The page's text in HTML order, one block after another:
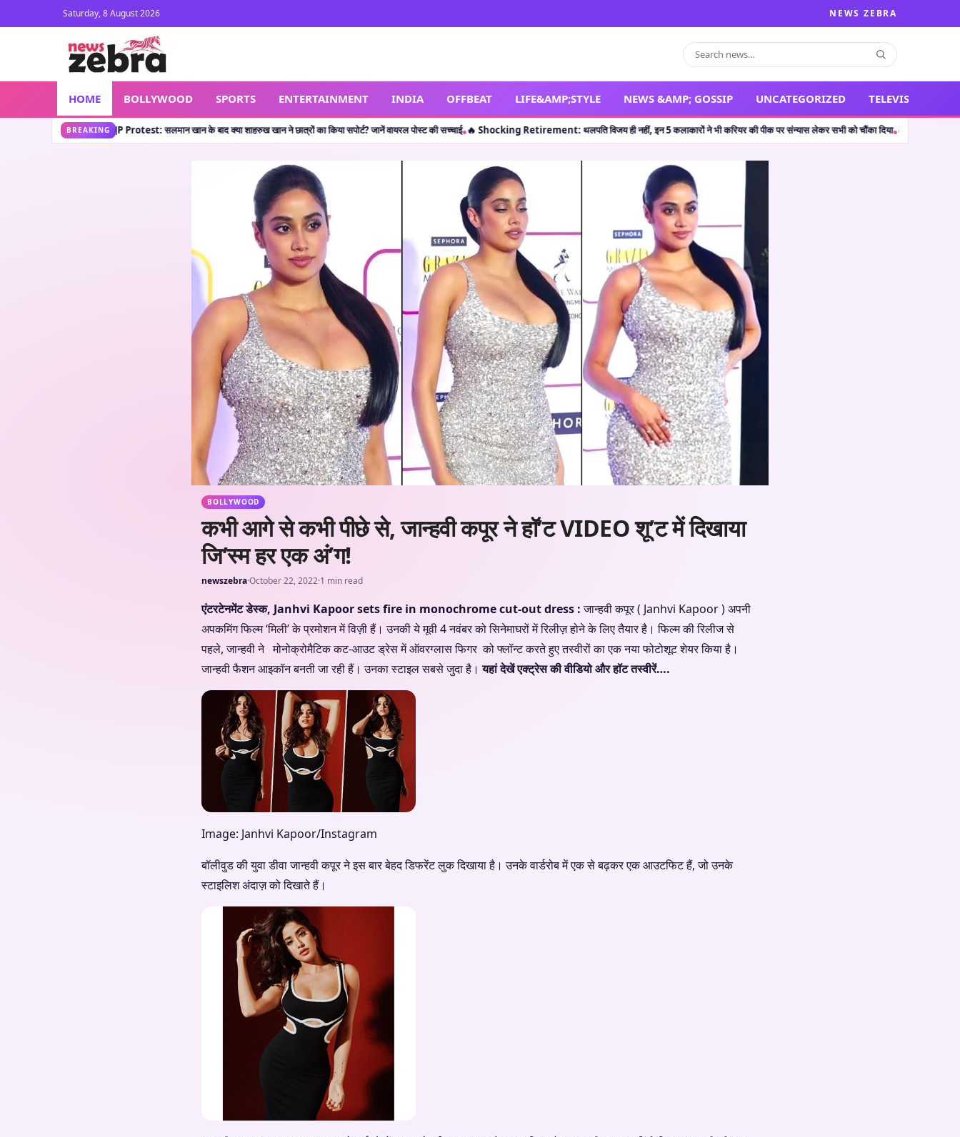
Saturday, 8 August 2026 NEWS ZEBRA
HOME BOLLYWOOD SPORTS ENTERTAINMENT INDIA OFFBEAT LIFE&AMP;STYLE NEWS &AMP; GOSSIP UNCATEGORIZED TELEVISION
BREAKING
Protest: सलमान खान के बाद क्या शाहरुख खान ने छात्रों का किया सपोर्ट? जानें वायरल पोस्ट की सच्चाई•🔥 Shocking Retirement: थलपति विजय ही नहीं, इन 5 कलाकारों ने भी करियर की पीक पर संन्यास लेकर सभी को चौंका दिया•🔥 The Odyssey: क्रिस्टोफर नोलन की ‘द ओडिसी’
BOLLYWOOD
कभी आगे से कभी पीछे से, जान्हवी कपूर ने हॉ’ट VIDEO शू’ट में दिखाया
जि’स्म हर एक अं’ग!
newszebra·October 22, 2022·1 min read
एंटरटेनमेंट डेस्क, Janhvi Kapoor sets fire in monochrome cut-out dress :जान्हवी कपूर ( Janhvi Kapoor ) अपनी
अपकमिंग फिल्म ‘मिली’ के प्रमोशन में विज़ी हैं। उनकी ये मूवी 4 नवंबर को सिनेमाघरों में रिलीज़ होने के लिए तैयार है। फिल्म की रिलीज से
पहले, जान्हवी ने मोनोक्रोमैटिक कट-आउट ड्रेस में ऑवरग्लास फिगर को फ्लॉन्ट करते हुए तस्वीरों का एक नया फोटोशूट शेयर किया है।
जान्हवी फैशन आइकॉन बनती जा रही हैं। उनका स्टाइल सबसे जुदा है।यहां देखें एक्ट्रेस की वीडियो और हॉट तस्वीरें….
Image: Janhvi Kapoor/Instagram
बॉलीवुड की युवा डीवा जान्हवी कपूर ने इस बार बेहद डिफरेंट लुक दिखाया है। उनके वार्डरोब में एक से बढ़कर एक आउटफिट हैं, जो उनके
स्टाइलिश अंदाज़ को दिखाते हैं।